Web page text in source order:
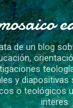
Ir al contenido
de un blog
y diapositivas
o teológicos
interes